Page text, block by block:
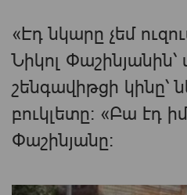
«Էդ նկարը չեմ
Նիկոլ
շենգավիթցի կինը՝
բուկլետը: «Բա էդ
Փաշինյանը: